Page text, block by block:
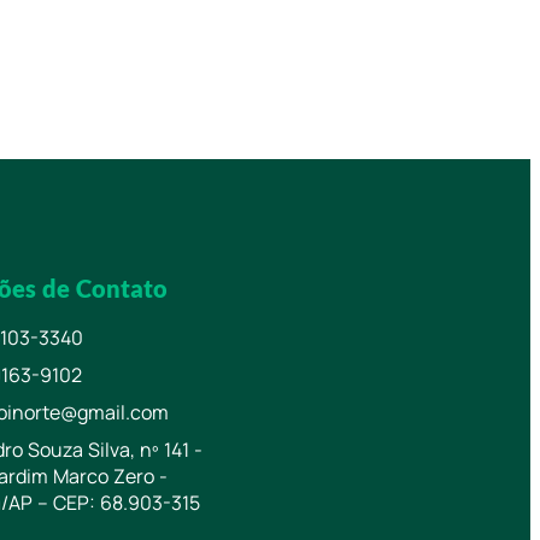
de Contato
3340
9102
Souza Silva, nº 141 -
Marco Zero -
AP – CEP: 68.903-315